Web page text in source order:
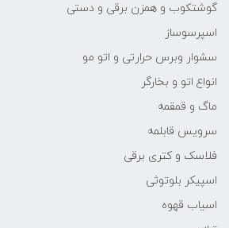
گوشتکوب و همزن برقی و دستی
اسپرسوساز
سشوار وبرس حرارتی و اتو مو
انواع اتو و بخارگر
ماگ و قمقمه
سرویس قابلمه
فلاسک و کتری برقی
اسپیکر بلوتوثی
اسیاب قهوه